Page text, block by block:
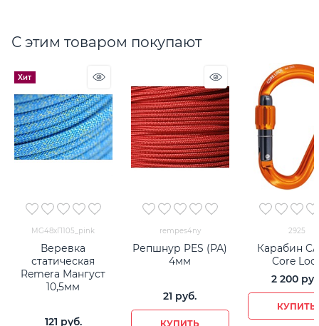
С этим товаром покупают
Хит
MG48хП105_pink
Веревка
статическая
Remera Мангуст
10,5мм
121 руб.
rempes4ny
Репшнур PES (РА)
4мм
21 руб.
КУПИТЬ
2925
Карабин
Core
2 200
КУПИТЬ